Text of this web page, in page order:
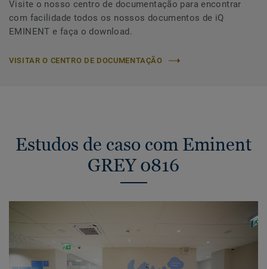
Visite o nosso centro de documentação para encontrar
com facilidade todos os nossos documentos de iQ
EMINENT e faça o download.
VISITAR O CENTRO DE DOCUMENTAÇÃO
Estudos de caso com Eminent
GREY 0816